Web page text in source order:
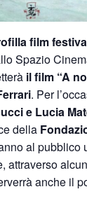
film
Spazio
il film “A
. Per
e Lucia
della
al pubblico
attraverso
anche il